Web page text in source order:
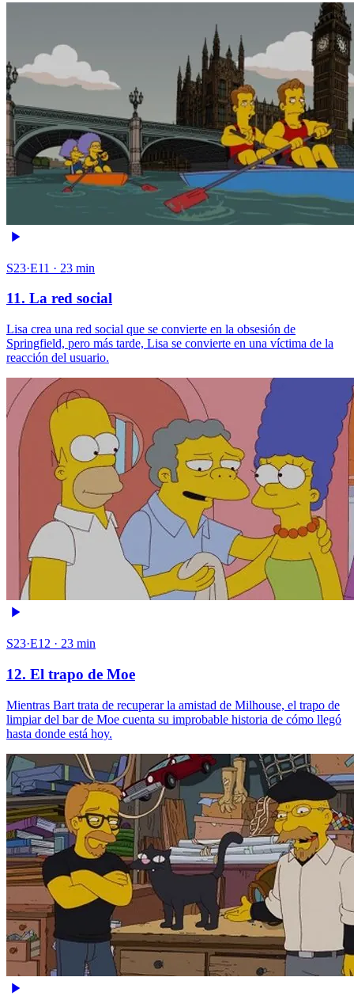
S23·E11 · 23 min
11. La red social
Lisa crea una red social que se convierte en la obsesión de
Springfield, pero más tarde, Lisa se convierte en una víctima de la
reacción del usuario.
S23·E12 · 23 min
12. El trapo de Moe
Mientras Bart trata de recuperar la amistad de Milhouse, el trapo de
limpiar del bar de Moe cuenta su improbable historia de cómo llegó
hasta donde está hoy.